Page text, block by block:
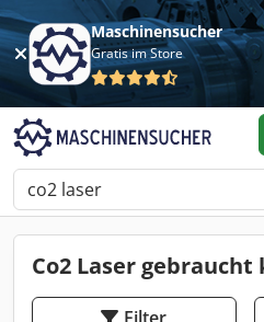
Maschinensucher
Gratis im Store
Co2 Laser gebraucht